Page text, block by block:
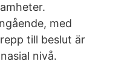
med
till beslut är
nivå.